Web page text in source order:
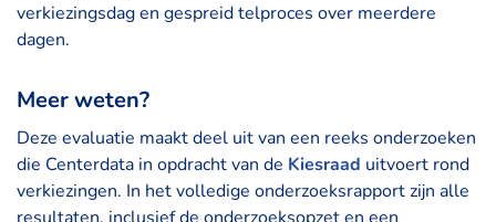
verkiezingsdag en gespreid telproces over meerdere
dagen.
Meer weten?
Deze evaluatie maakt deel uit van een reeks onderzoeken
die Centerdata in opdracht van de Kiesraad uitvoert rond
verkiezingen. In het volledige onderzoeksrapport zijn alle